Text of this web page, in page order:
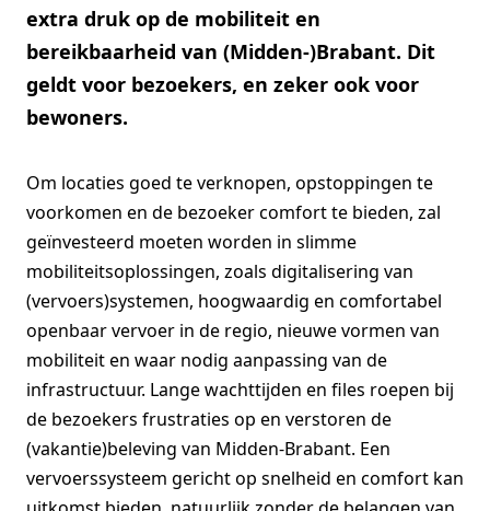
extra druk op de mobiliteit en
bereikbaarheid van (Midden-)Brabant. Dit
geldt voor bezoekers, en zeker ook voor
bewoners.
Om locaties goed te verknopen, opstoppingen te
voorkomen en de bezoeker comfort te bieden, zal
geïnvesteerd moeten worden in slimme
mobiliteitsoplossingen, zoals digitalisering van
(vervoers)systemen, hoogwaardig en comfortabel
openbaar vervoer in de regio, nieuwe vormen van
mobiliteit en waar nodig aanpassing van de
infrastructuur. Lange wachttijden en files roepen bij
de bezoekers frustraties op en verstoren de
(vakantie)beleving van Midden-Brabant. Een
vervoerssysteem gericht op snelheid en comfort kan